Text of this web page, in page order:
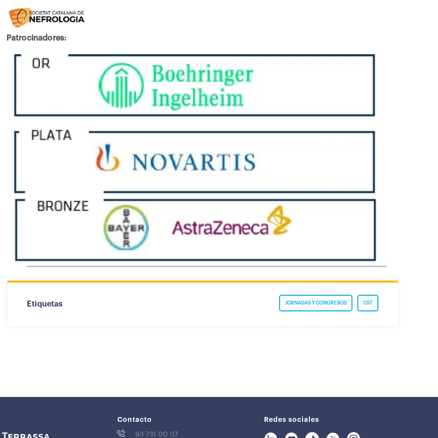
Patrocinadores:
Etiquetas CST
JORNADAS Y CONGRESOS
Contacto
93 731 00 07
Redes sociales